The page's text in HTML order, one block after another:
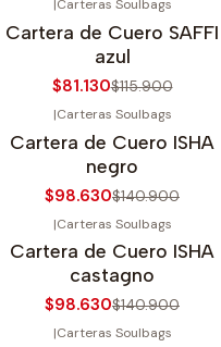
Agotado
|Carteras Soulbags
Cartera de Cuero SAFFI
azul
$81.130$115.900
Agotado
|Carteras Soulbags
Cartera de Cuero ISHA
negro
$98.630$140.900
Agotado
|Carteras Soulbags
Cartera de Cuero ISHA
castagno
$98.630$140.900
|Carteras Soulbags